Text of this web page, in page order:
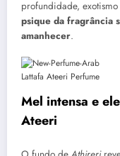
profundidade,
psique da fragrância
amanhecer.
Lattafa Ateeri Perfume
Mel intensa e
Ateeri